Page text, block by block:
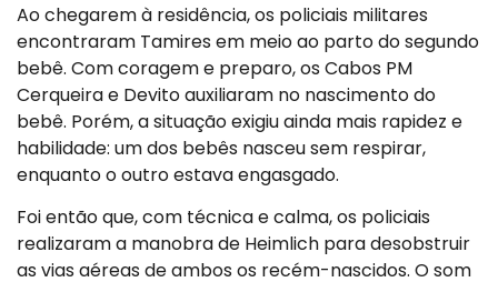
Ao chegarem à residência, os policiais militares
encontraram Tamires em meio ao parto do segundo
bebê. Com coragem e preparo, os Cabos PM
Cerqueira e Devito auxiliaram no nascimento do
bebê. Porém, a situação exigiu ainda mais rapidez e
habilidade: um dos bebês nasceu sem respirar,
enquanto o outro estava engasgado.
Foi então que, com técnica e calma, os policiais
realizaram a manobra de Heimlich para desobstruir
as vias aéreas de ambos os recém-nascidos. O som